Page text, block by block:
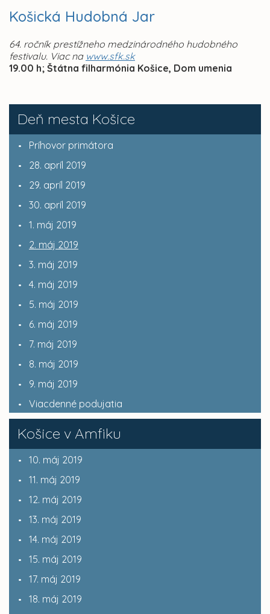
Deň mesta Košice
Príhovor primátora
28. apríl 2019
29. apríl 2019
30. apríl 2019
1. máj 2019
2. máj 2019
3. máj 2019
4. máj 2019
5. máj 2019
6. máj 2019
7. máj 2019
8. máj 2019
9. máj 2019
Viacdenné podujatia
Košice v Amfiku
10. máj 2019
11. máj 2019
12. máj 2019
13. máj 2019
14. máj 2019
15. máj 2019
17. máj 2019
18. máj 2019
Košická Hudobná Jar
64. ročník prestížneho medzinárodného hudobného
festivalu. Viac na www.sfk.sk
19.00 h; Štátna filharmónia Košice, Dom umenia